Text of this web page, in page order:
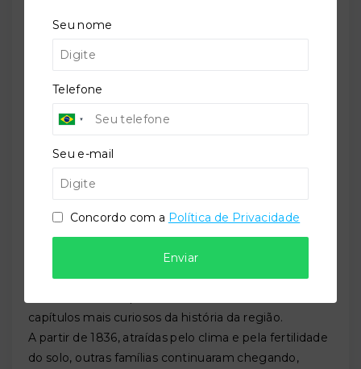
que ocupava, recebendo-a oficialmente apenas em
26 de setembro de 1826
de espera na burocracia da Coroa portuguesa no
final do governo de D. João VI. Nos anos seguintes,
outras famílias luso-açorianas e algumas
procedentes de Porto Belo se juntaram ao pequeno
núcleo da Barra.
1836 , chegou ao local
Garciacom sua família e alguns escravos,
estabelecendo-se na região que ficaria conhecida
como Garcia — nome que seus descendentes
levariam para Blumenau, batizando um dos bairros
mais populosos daquela cidade. Essa ligação entre
capítulos mais curiosos da história da região.
A partir de 1836, atraídas pelo clima e pela fertilidade
do solo, outras famílias continuaram chegando,
Seu nome
Telefone
Seu e-mail
Concordo com a Política de Privacidade
Enviar